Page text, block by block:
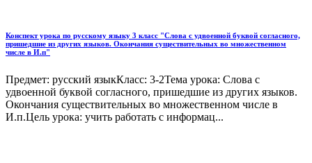
Конспект урока по русскому языку 3 класс "Слова с удвоенной буквой согласного,
пришедшие из других языков. Окончания существительных во множественном
числе в И.п"
Предмет: русский языкКласс: 3-2Тема урока: Слова с
удвоенной буквой согласного, пришедшие из других языков.
Окончания существительных во множественном числе в
И.п.Цель урока: учить работать с информац...